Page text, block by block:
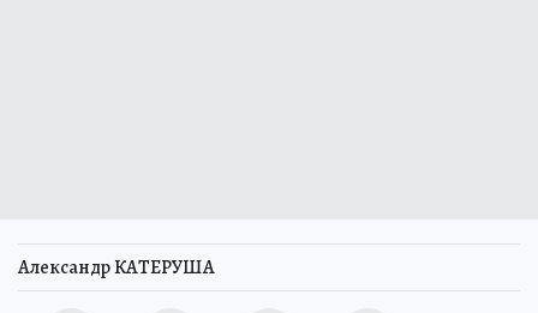
Александр КАТЕРУША